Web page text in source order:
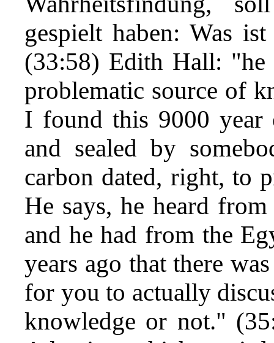
gespielt haben: Was
(33:58) Edith Hall: "he
problematic source of
I found this 9000 year
and sealed by
carbon dated, right, to
He says, he heard
and he had from the
years ago that there
for you to actually
knowledge or not."